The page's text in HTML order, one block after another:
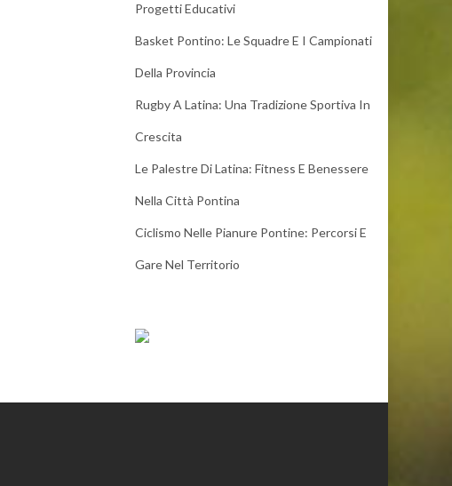
Progetti Educativi
Basket Pontino: Le Squadre E I Campionati
Della Provincia
Rugby A Latina: Una Tradizione Sportiva In
Crescita
Le Palestre Di Latina: Fitness E Benessere
Nella Città Pontina
Ciclismo Nelle Pianure Pontine: Percorsi E
Gare Nel Territorio